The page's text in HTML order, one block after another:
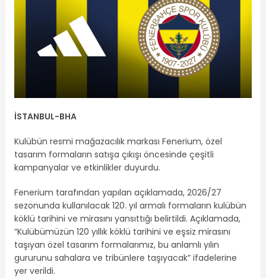
İSTANBUL-BHA
Kulübün resmi mağazacılık markası Fenerium, özel
tasarım formaların satışa çıkışı öncesinde çeşitli
kampanyalar ve etkinlikler duyurdu.
Fenerium tarafından yapılan açıklamada, 2026/27
sezonunda kullanılacak 120. yıl armalı formaların kulübün
köklü tarihini ve mirasını yansıttığı belirtildi. Açıklamada,
“Kulübümüzün 120 yıllık köklü tarihini ve eşsiz mirasını
taşıyan özel tasarım formalarımız, bu anlamlı yılın
gururunu sahalara ve tribünlere taşıyacak” ifadelerine
yer verildi.